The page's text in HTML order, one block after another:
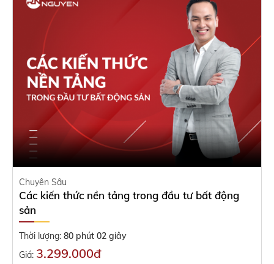
Chuyên Sâu
Các kiến thức nền tảng trong đầu tư bất động
sản
Thời lượng: 80 phút 02 giây
Giá: 3.299.000đ